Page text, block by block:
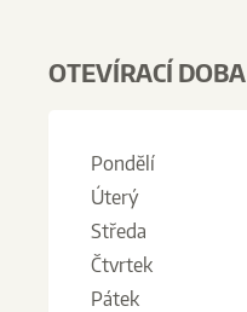
OTEVÍRACÍ DOBA
Pondělí
Úterý
Středa
Čtvrtek
Pátek